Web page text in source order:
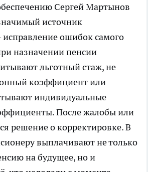
Сергей Мартынов
источник
ошибок самого
назначении пенсии
льготный стаж, не
коэффициент или
индивидуальные
После жалобы или
решение о корректировке. В
выплачивают не только
на будущее, но и